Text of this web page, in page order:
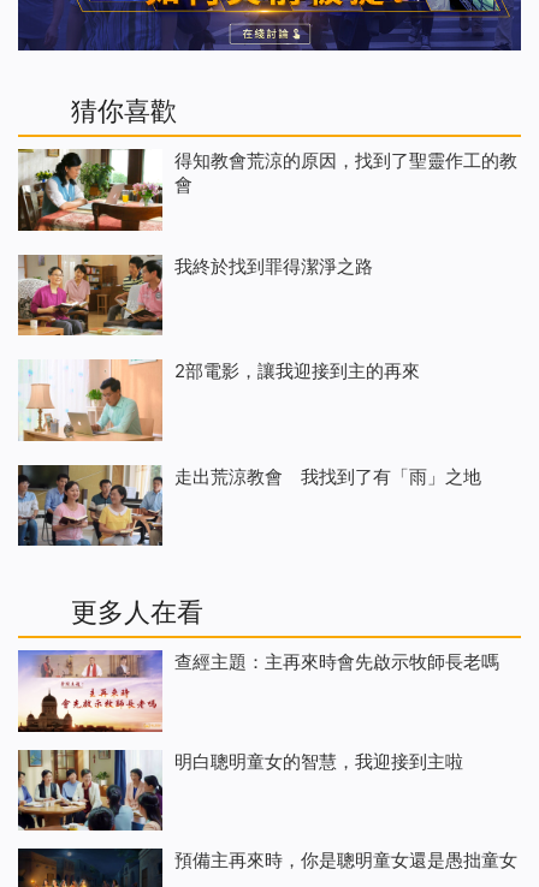
猜你喜歡
得知教會荒涼的原因，找到了聖靈作工的教
會
我終於找到罪得潔淨之路
2部電影，讓我迎接到主的再來
走出荒涼教會 我找到了有「雨」之地
更多人在看
查經主題：主再來時會先啟示牧師長老嗎
明白聰明童女的智慧，我迎接到主啦
預備主再來時，你是聰明童女還是愚拙童女